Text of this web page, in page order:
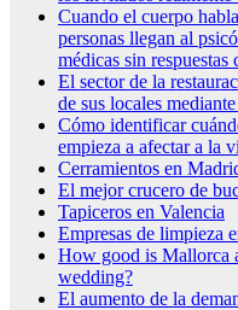
Cuando el cuerpo
personas llegan al
médicas sin respuestas
El sector de la
de sus locales
Cómo identificar
empieza a afectar a la
Cerramientos en
El mejor crucero de
Tapiceros en Valencia
Empresas de limpieza
How good is Mallorca
wedding?
El aumento de la